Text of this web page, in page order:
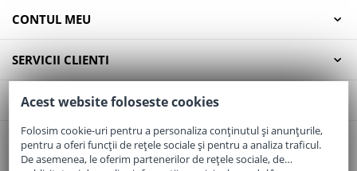
CONTUL MEU
SERVICII CLIENTI
CONTACT
Email:office@elaptepraf.ro
Telefon:0745-964-449
Acest website foloseste cookies
Folosim cookie-uri pentru a personaliza conținutul și anunțurile,
pentru a oferi funcții de rețele sociale și pentru a analiza traficul.
De asemenea, le oferim partenerilor de rețele sociale, de